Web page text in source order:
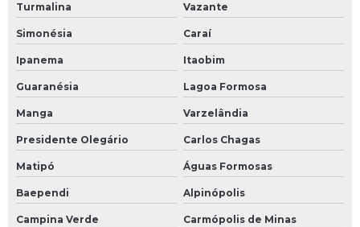
Turmalina Vazante
Simonésia Caraí
Ipanema Itaobim
Guaranésia Lagoa Formosa
Manga Varzelândia
Presidente Olegário Carlos Chagas
Matipó Águas Formosas
Baependi Alpinópolis
Campina Verde Carmópolis de Minas